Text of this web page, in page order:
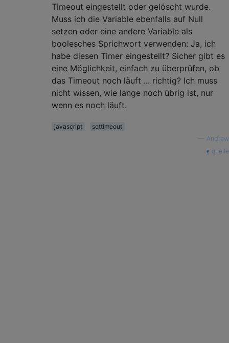
Timeout eingestellt oder gelöscht wurde.
Muss ich die Variable ebenfalls auf Null
setzen oder eine andere Variable als
boolesches Sprichwort verwenden: Ja, ich
habe diesen Timer eingestellt? Sicher gibt es
eine Möglichkeit, einfach zu überprüfen, ob
das Timeout noch läuft ... richtig? Ich muss
nicht wissen, wie lange noch übrig ist, nur
wenn es noch läuft.
javascript
settimeout
Andrew
quelle